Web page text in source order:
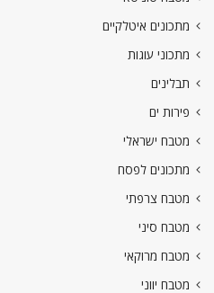
מתכונים איטלקיים
מתכוני עוגות
תבלינים
פירות ים
מטבח ישראלי
מתכונים לפסח
מטבח צרפתי
מטבח סיני
מטבח מרוקאי
מטבח יווני